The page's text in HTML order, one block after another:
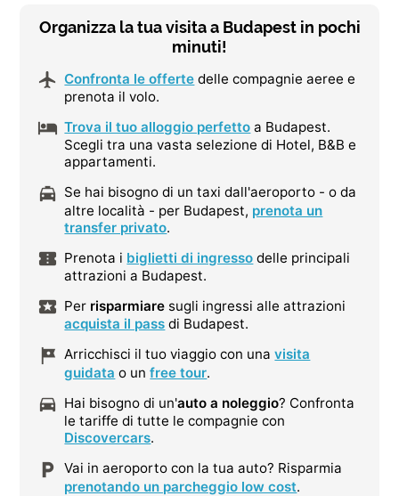
Organizza la tua visita a Budapest in pochi
minuti!
Confronta le offerte delle compagnie aeree e
prenota il volo.
Trova il tuo alloggio perfetto a Budapest.
Scegli tra una vasta selezione di Hotel, B&B e
appartamenti.
Se hai bisogno di un taxi dall'aeroporto - o da
altre località - per Budapest, prenota un
transfer privato.
Prenota i biglietti di ingresso delle principali
attrazioni a Budapest.
Per risparmiare sugli ingressi alle attrazioni
acquista il pass di Budapest.
Arricchisci il tuo viaggio con unavisita
guidata o unfree tour.
Hai bisogno di un'auto a noleggio? Confronta
le tariffe di tutte le compagnie con
Discovercars.
Vai in aeroporto con la tua auto? Risparmia
prenotando un parcheggio low cost.